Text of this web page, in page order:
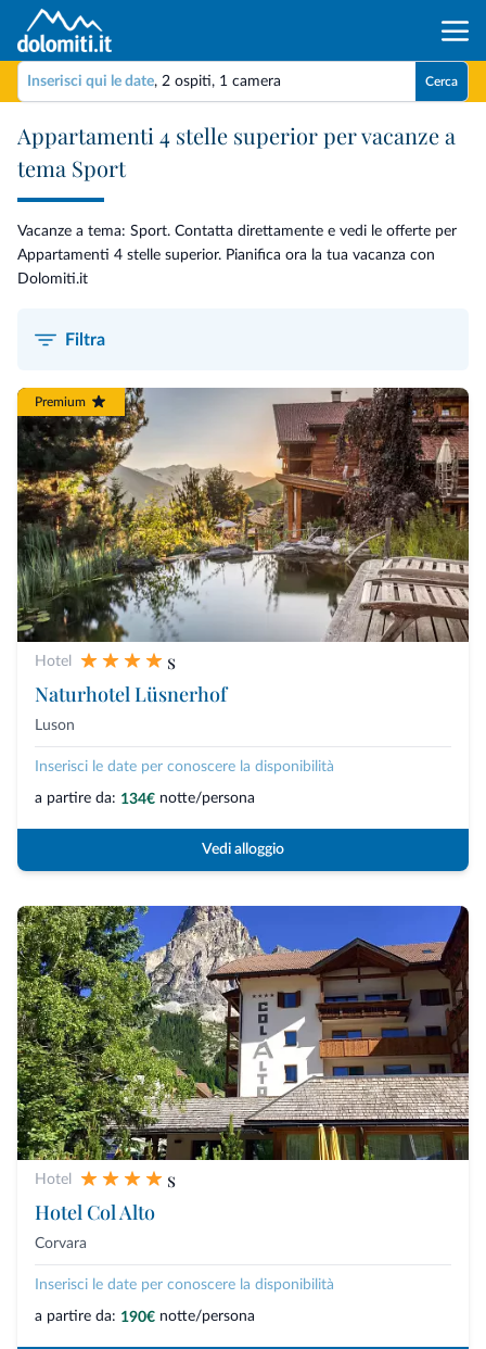
Inserisci qui le date, 2 ospiti, 1 camera Cerca
Appartamenti 4 stelle superior per vacanze a
tema Sport
Vacanze a tema: Sport. Contatta direttamente e vedi le offerte per
Appartamenti 4 stelle superior. Pianifica ora la tua vacanza con
Dolomiti.it
Filtra
Premium
Hotel
s
Naturhotel Lüsnerhof
Luson
Inserisci le date per conoscere la disponibilità
a partire da: 134€ notte/persona
Vedi alloggio
Hotel
s
Hotel Col Alto
Corvara
Inserisci le date per conoscere la disponibilità
a partire da: 190€ notte/persona